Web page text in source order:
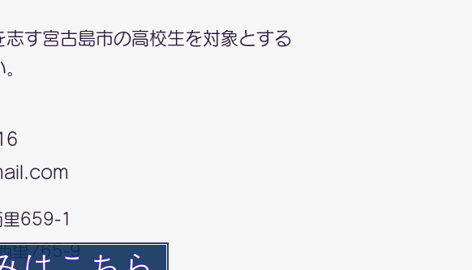
す宮古島市の高校生を対象とする
里659-1
里765-9